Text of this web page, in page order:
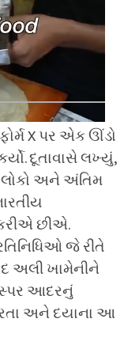
X પર એક ઊંડો
દૂતાવાસે લખ્યું,
લોકો અને અંતિમ
છીએ.
જે રીતે
અલી ખામેનીને
આદરનું
અને દયાના આ